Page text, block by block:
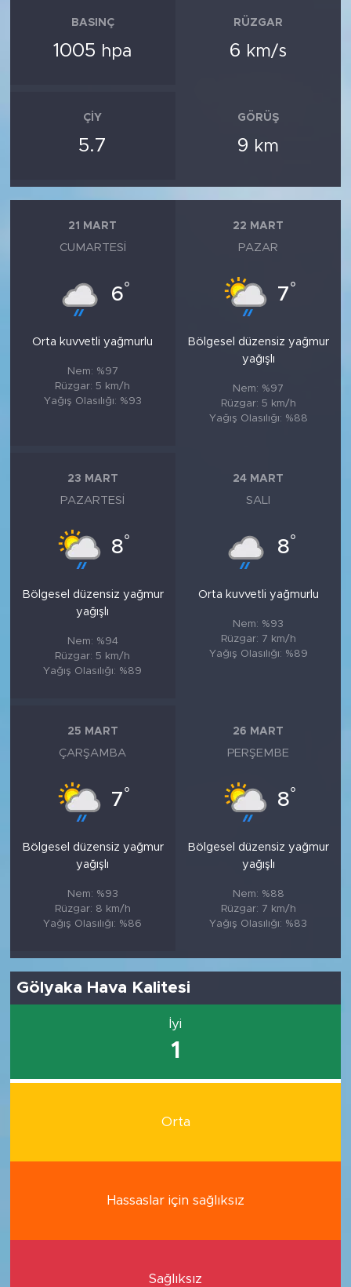
BASINÇ
1005 hpa
RÜZGAR
6 km/s
ÇIY
5.7
GÖRÜŞ
9 km
21 MART
CUMARTESI
6°
Orta kuvvetli yağmurlu
Nem: %97
Rüzgar: 5 km/h
Yağış Olasılığı: %93
22 MART
PAZAR
7°
Bölgesel düzensiz yağmur
yağışlı
Nem: %97
Rüzgar: 5 km/h
Yağış Olasılığı: %88
23 MART
PAZARTESI
8°
Bölgesel düzensiz yağmur
yağışlı
Nem: %94
Rüzgar: 5 km/h
Yağış Olasılığı: %89
24 MART
SALI
8°
Orta kuvvetli yağmurlu
Nem: %93
Rüzgar: 7 km/h
Yağış Olasılığı: %89
25 MART
ÇARŞAMBA
7°
Bölgesel düzensiz yağmur
yağışlı
Nem: %93
Rüzgar: 8 km/h
Yağış Olasılığı: %86
26 MART
PERŞEMBE
8°
Bölgesel düzensiz yağmur
yağışlı
Nem: %88
Rüzgar: 7 km/h
Yağış Olasılığı: %83
Gölyaka Hava Kalitesi
İyi
1
Orta
Hassaslar için sağlıksız
Sağlıksız